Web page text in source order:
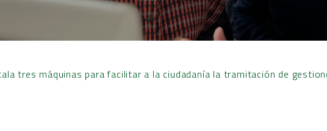
tres máquinas para facilitar a la ciudadanía la tramitación de